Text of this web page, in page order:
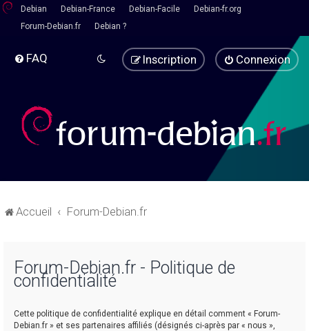
Debian Debian-France Debian-Facile
Debian-fr.org
Forum-Debian.fr
Debian ?
FAQ Connexion
Inscription
Accueil Forum-Debian.fr
Forum-Debian.fr - Politique de
confidentialité
Cette politique de confidentialité explique en détail comment « Forum-
Debian.fr » et ses partenaires affiliés (désignés ci-après par « nous »,